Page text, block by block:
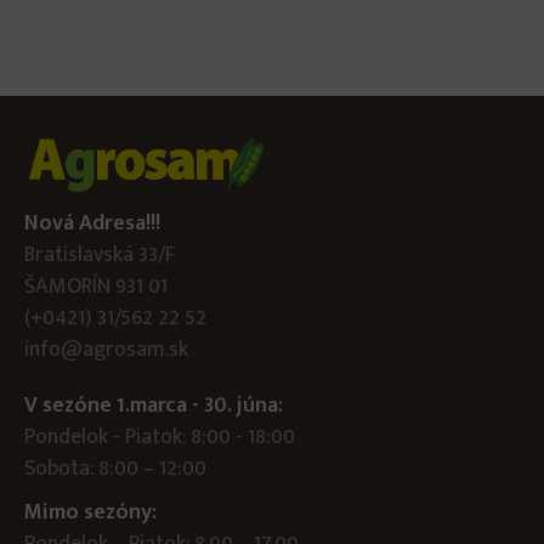
Nová Adresa!!!
Bratislavská 33/F
ŠAMORÍN 931 01
(+0421) 31/562 22 52
info@agrosam.sk
V sezóne 1.marca - 30. júna:
Pondelok - Piatok: 8:00 - 18:00
Sobota: 8:00 – 12:00
Mimo sezóny: